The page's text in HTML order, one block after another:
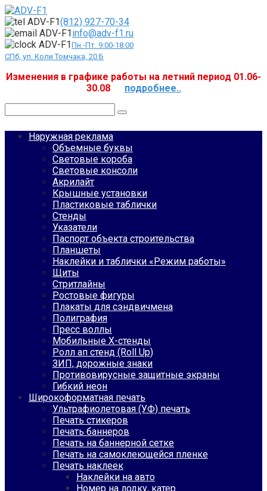
Перейти
к
контенту
(812) 927-70-34
info@adv-f1.ru
Пн.-Пт. 9:00-18:00
СПб, ул. Коли Томчака, 20 Б
Изменения в графике работы на летний период 01.06-
30.08 подробнее..
Наружная реклама
Объемные буквы
Световые короба
Световые консоли
Акрилайт
Крышные установки
Пластиковые таблички
Стенды
Указатели
Паспорт объекта строительства
Планшеты
Наклейки и таблички «Режим работы»
Щиты
Стритлайны
Ростовые фигуры
Плакаты для сэндвичмена
Полиграфия
Пресс воллы
Мобильные Х-стенды
Ролл ап стенд (Roll Up)
ЗИП, дорожные знаки
Противовирусные защитные экраны
Гибкий неон
Широкоформатная печать
Ультрафиолетовая (УФ) печать
Печать стикеров
Печать баннеров
Печать на баннерной сетке
Печать на самоклеющейся пленке
Печать наклеек
Наклейки на авто
Номер на лодку, катер